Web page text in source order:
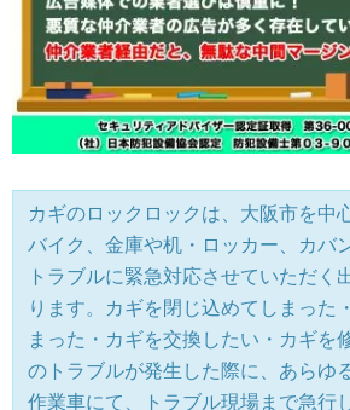
カギのロックロックは、大阪市を中
バイク、金庫や机・ロッカー、カバ
トラブルに緊急対応させていただく
ります。カギを閉じ込めてしまった
まった・カギを交換したい・カギを
のトラブルが発生した際に、あらゆ
作業車にて、トラブル現場まで急行